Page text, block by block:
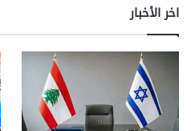
اخر الأخبار